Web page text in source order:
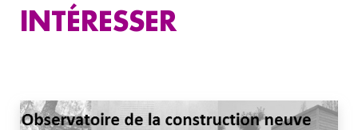
INTÉRESSER